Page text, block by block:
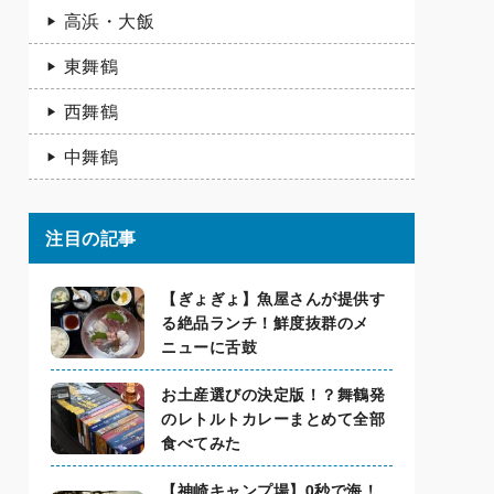
高浜・大飯
東舞鶴
西舞鶴
中舞鶴
注目の記事
【ぎょぎょ】魚屋さんが提供す
る絶品ランチ！鮮度抜群のメ
ニューに舌鼓
お土産選びの決定版！？舞鶴発
のレトルトカレーまとめて全部
食べてみた
【神崎キャンプ場】0秒で海！